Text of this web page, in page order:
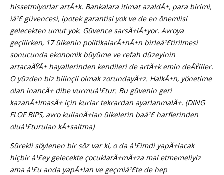
hissetmiyorlar artÄ±k. Bankalara itimat azaldÄ±, para birimi,
iá¹£ güvencesi, ipotek garantisi yok ve de en önemlisi
gelecekten umut yok. Güvence sarsÄ±lÄ±yor. Avroya
geçilirken, 17 ülkenin politikalarÄ±nÄ±n birleá¹£tirilmesi
sonucunda ekonomik büyüme ve refah düzeyinin
artacaÄŸÄ± hayallerinden kendileri de artÄ±k emin deÄŸiller.
O yüzden biz bilinçli olmak zorundayÄ±z. HalkÄ±n, yönetime
olan inancÄ± dibe vurmuá¹£tur. Bu güvenin geri
kazanÄ±lmasÄ± için kurlar tekrardan ayarlanmalÄ±. (DING
FLOF BIPS, avro kullanÄ±lan ülkelerin baá¹£ harflerinden
oluá¹£turulan kÄ±saltma)
Sürekli söylenen bir söz var ki, o da á¹£imdi yapÄ±lacak
hiçbir á¹£ey gelecekte çocuklarÄ±mÄ±za mal etmemeliyiz
ama á¹£u anda yapÄ±lan ve geçmiá¹£te de hep